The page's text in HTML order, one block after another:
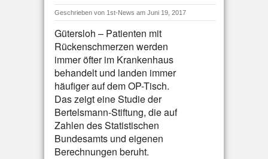
Geschrieben von 1st-News am Juni 19, 2017
Gütersloh – Patienten mit
Rückenschmerzen werden
immer öfter im Krankenhaus
behandelt und landen immer
häufiger auf dem OP-Tisch.
Das zeigt eine Studie der
Bertelsmann-Stiftung, die auf
Zahlen des Statistischen
Bundesamts und eigenen
Berechnungen beruht.